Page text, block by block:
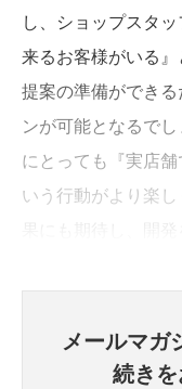
し、ショップスタ
来るお客様がいる
提案の準備ができ
ンが可能となるで
にとっても『実店
いう行動がより楽
メールマガ
続き